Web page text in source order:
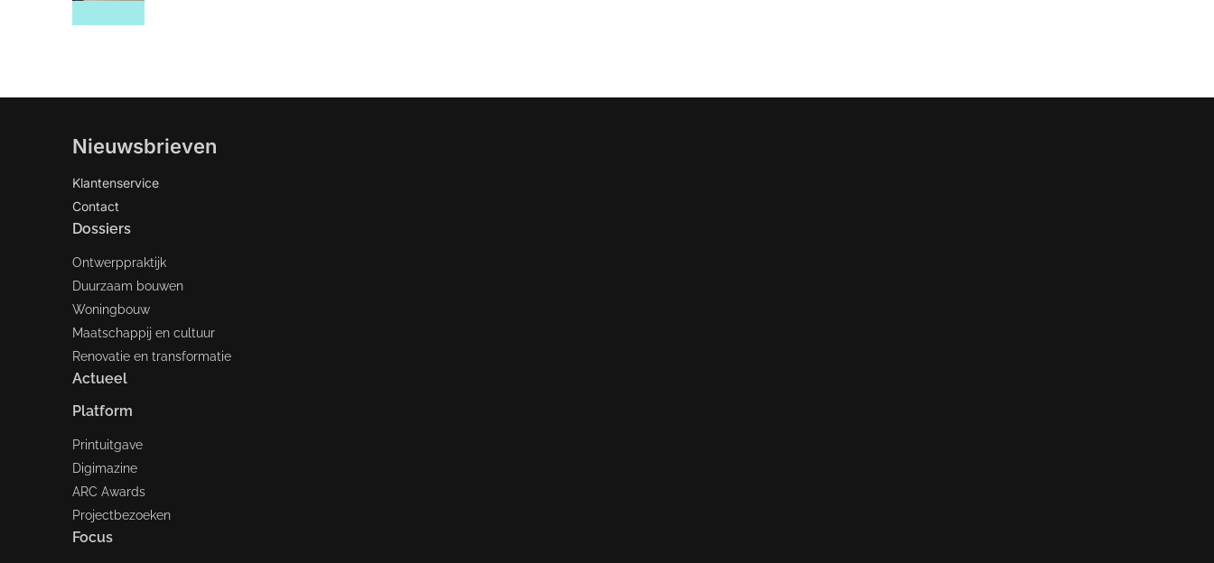
Nieuwsbrieven
Klantenservice
Contact
Dossiers
Ontwerppraktijk
Duurzaam bouwen
Woningbouw
Maatschappij en cultuur
Renovatie en transformatie
Actueel
Platform
Printuitgave
Digimazine
ARC Awards
Projectbezoeken
Focus